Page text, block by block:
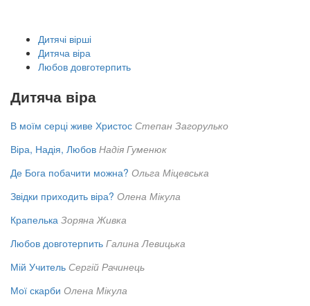
Дитячі вірші
Дитяча віра
Любов довготерпить
Дитяча віра
В моїм серці живе Христос Степан Загорулько
Віра, Надія, Любов Надія Гуменюк
Де Бога побачити можна? Ольга Міцевська
Звідки приходить віра? Олена Мікула
Крапелька Зоряна Живка
Любов довготерпить Галина Левицька
Мій Учитель Сергій Рачинець
Мої скарби Олена Мікула